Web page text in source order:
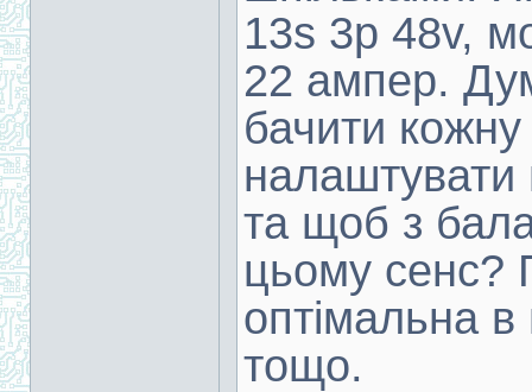
13s 3p 48v,
22 ампер.
бачити
налаштувати
та щоб з
цьому сенс?
оптімальна в
тощо.